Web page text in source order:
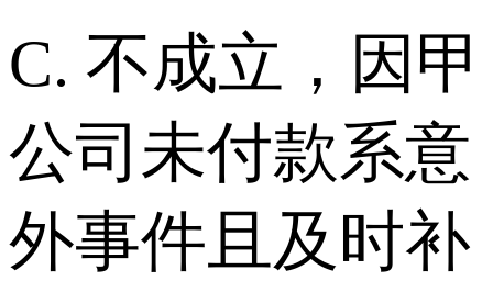
C. 不成立，因甲
公司未付款系意
外事件且及时补